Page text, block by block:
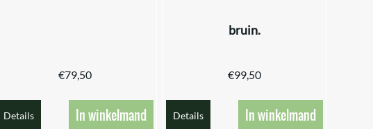
€79,50
Details In winkelmand
bruin.
€99,50
Details In winkelmand